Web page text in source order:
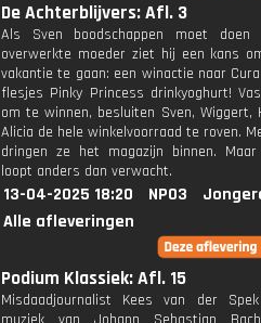
De Achterblijvers: Afl. 3
Als Sven boodschappen moet doen
overwerkte moeder ziet hij een kans
vakantie te gaan: een winactie naar
flesjes Pinky Princess drinkyoghurt!
om te winnen, besluiten Sven, Wiggert,
Alicia de hele winkelvoorraad te roven.
dringen ze het magazijn binnen.
loopt anders dan verwacht.
13-04-2025 18:20 NPO3
Alle afleveringen
Podium Klassiek: Afl. 15
Misdaadjournalist Kees van der